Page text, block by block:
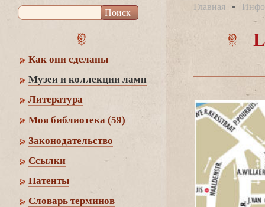
Как они сделаны
Музеи и коллекции ламп
Литература
Моя библиотека (59)
Законодательство
Cсылки
Патенты
Словарь термино
Главная